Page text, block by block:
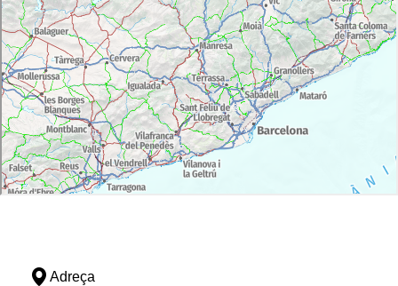
Adreça